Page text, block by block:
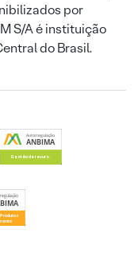
por
S/A é instituição
do Brasil.